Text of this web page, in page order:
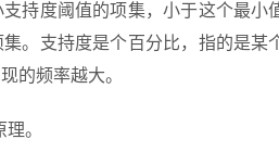
持度阈值的项集，小于这个最小
。支持度是个百分比，指的是某
的频率越大。
。